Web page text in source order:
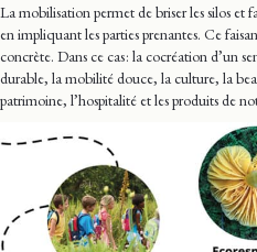
La mobilisation permet de briser les silos et
en impliquant les parties prenantes. Ce
concrète. Dans ce cas : la cocréation d’un
durable, la mobilité douce, la culture, la
patrimoine, l’hospitalité et les produits de